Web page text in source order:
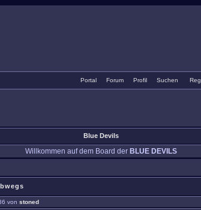
Portal Forum Profil Suchen
Blue Devils
Willkommen auf dem Board der BLUE DEVILS
von stoned